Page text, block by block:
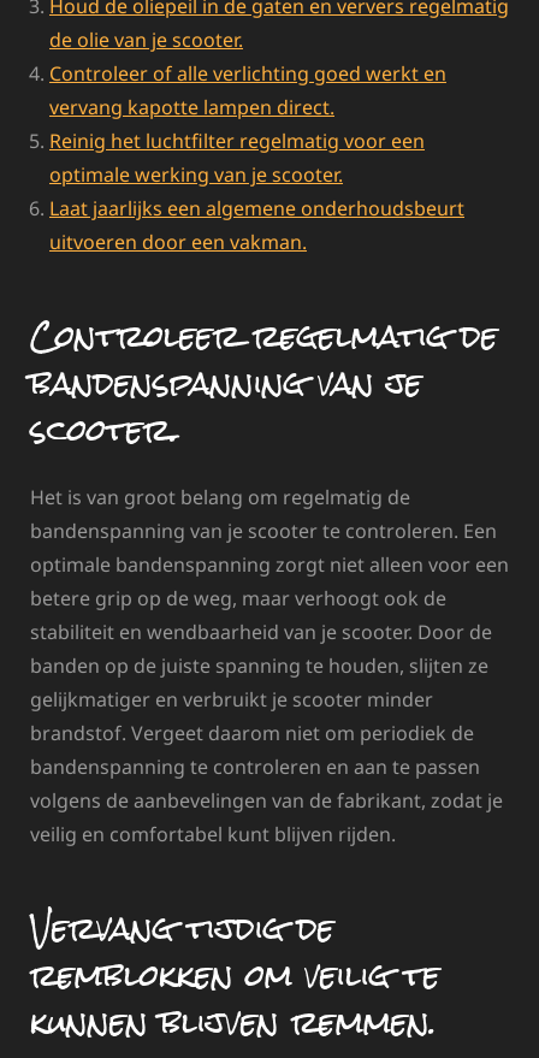
Houd de oliepeil in de gaten en ververs regelmatig
de olie van je scooter.
Controleer of alle verlichting goed werkt en
vervang kapotte lampen direct.
Reinig het luchtfilter regelmatig voor een
optimale werking van je scooter.
Laat jaarlijks een algemene onderhoudsbeurt
uitvoeren door een vakman.
Controleer regelmatig de
bandenspanning van je
scooter.
Het is van groot belang om regelmatig de
bandenspanning van je scooter te controleren. Een
optimale bandenspanning zorgt niet alleen voor een
betere grip op de weg, maar verhoogt ook de
stabiliteit en wendbaarheid van je scooter. Door de
banden op de juiste spanning te houden, slijten ze
gelijkmatiger en verbruikt je scooter minder
brandstof. Vergeet daarom niet om periodiek de
bandenspanning te controleren en aan te passen
volgens de aanbevelingen van de fabrikant, zodat je
veilig en comfortabel kunt blijven rijden.
Vervang tijdig de
remblokken om veilig te
kunnen blijven remmen.